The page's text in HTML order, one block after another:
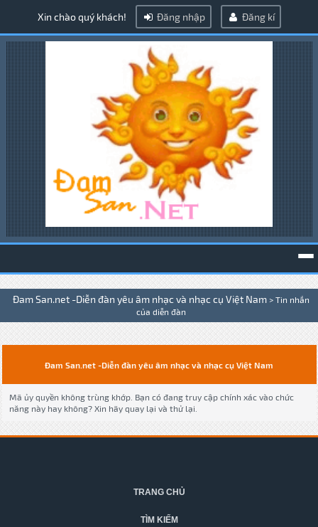
Xin chào quý khách! Đăng nhập Đăng kí
Đam San.net -Diễn đàn yêu âm nhạc và nhạc cụ Việt Nam > Tin nhắn
của diễn đàn
Đam San.net -Diễn đàn yêu âm nhạc và nhạc cụ Việt Nam
Mã ủy quyền không trùng khớp. Bạn có đang truy cập chính xác vào chức
năng này hay không? Xin hãy quay lại và thử lại.
TRANG CHỦ
TÌM KIẾM